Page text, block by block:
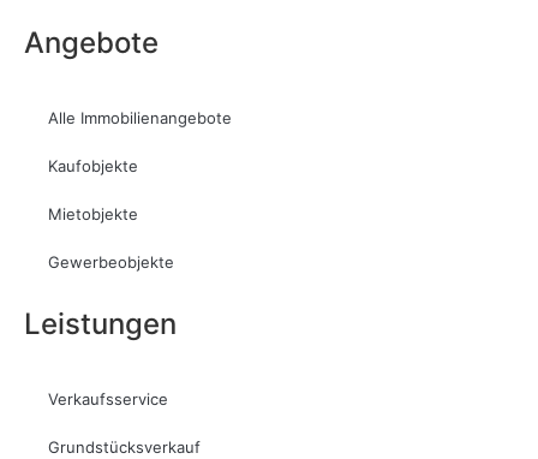
Angebote
Alle Immobilienangebote
Kaufobjekte
Mietobjekte
Gewerbeobjekte
Leistungen
Verkaufsservice
Grundstücksverkauf